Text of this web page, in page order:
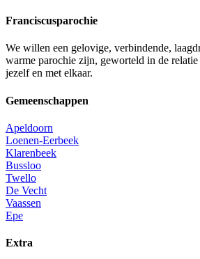
Franciscusparochie
We willen een gelovige, verbindende,
warme parochie zijn, geworteld in de relatie
jezelf en met elkaar.
Gemeenschappen
Apeldoorn
Loenen-Eerbeek
Klarenbeek
Bussloo
Twello
De Vecht
Vaassen
Epe
Extra